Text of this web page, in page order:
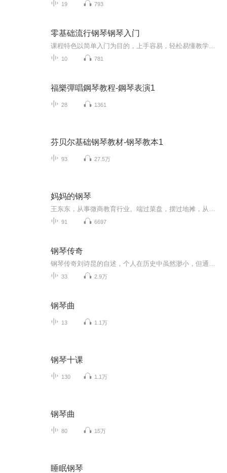
19 793
零基础流行钢琴钢琴入门
10 781
福樂彈唱鋼琴教程-鋼琴表演1
28 1361
芬贝尔基础钢琴教材-钢琴教本1
93 27.5万
妈妈的钢琴
91 6697
钢琴传奇
33 2.9万
钢琴曲
13 1.1万
钢琴十课
130 1.1万
钢琴曲
80 15万
睡眠钢琴